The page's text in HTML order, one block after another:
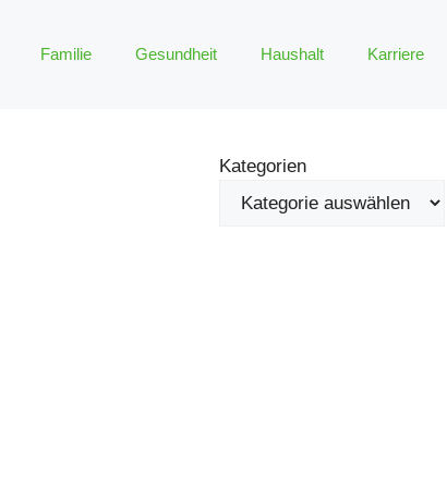
Familie Gesundheit Haushalt Karriere
Kategorien